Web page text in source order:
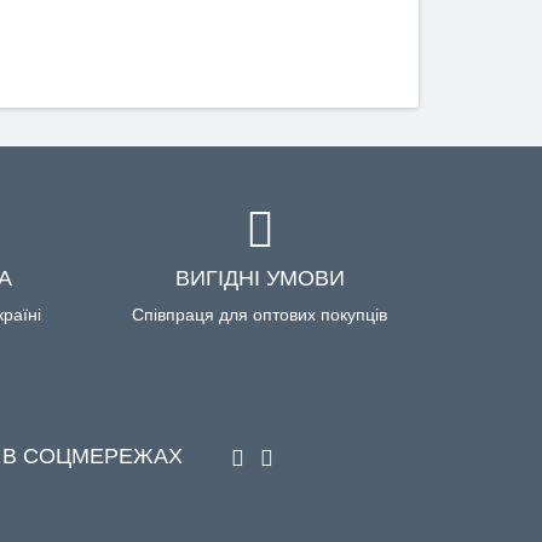
ВИГІДНІ УМОВИ
Співпраця для оптових покупців
СОЦМЕРЕЖАХ